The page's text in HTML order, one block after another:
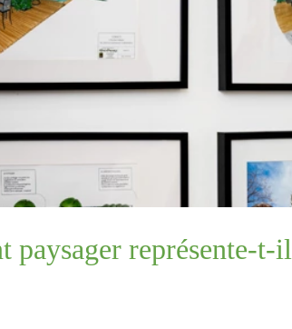
paysager représente-t-il